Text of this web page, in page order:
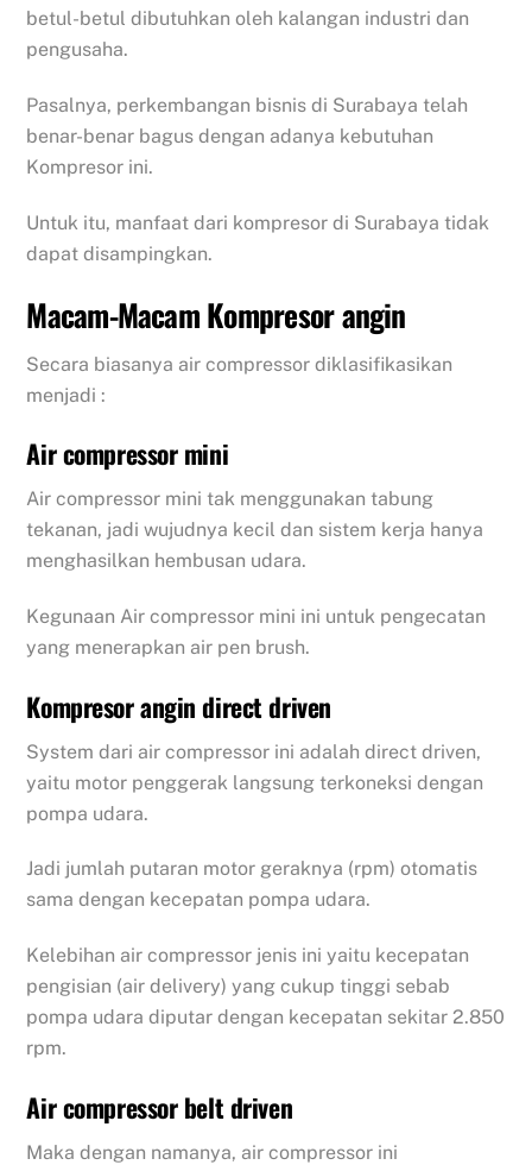
betul-betul dibutuhkan oleh kalangan industri dan
pengusaha.
Pasalnya, perkembangan bisnis di Surabaya telah
benar-benar bagus dengan adanya kebutuhan
Kompresor ini.
Untuk itu, manfaat dari kompresor di Surabaya tidak
dapat disampingkan.
Macam-Macam Kompresor angin
Secara biasanya air compressor diklasifikasikan
menjadi :
Air compressor mini
Air compressor mini tak menggunakan tabung
tekanan, jadi wujudnya kecil dan sistem kerja hanya
menghasilkan hembusan udara.
Kegunaan Air compressor mini ini untuk pengecatan
yang menerapkan air pen brush.
Kompresor angin direct driven
System dari air compressor ini adalah direct driven,
yaitu motor penggerak langsung terkoneksi dengan
pompa udara.
Jadi jumlah putaran motor geraknya (rpm) otomatis
sama dengan kecepatan pompa udara.
Kelebihan air compressor jenis ini yaitu kecepatan
pengisian (air delivery) yang cukup tinggi sebab
pompa udara diputar dengan kecepatan sekitar 2.850
rpm.
Air compressor belt driven
Maka dengan namanya, air compressor ini